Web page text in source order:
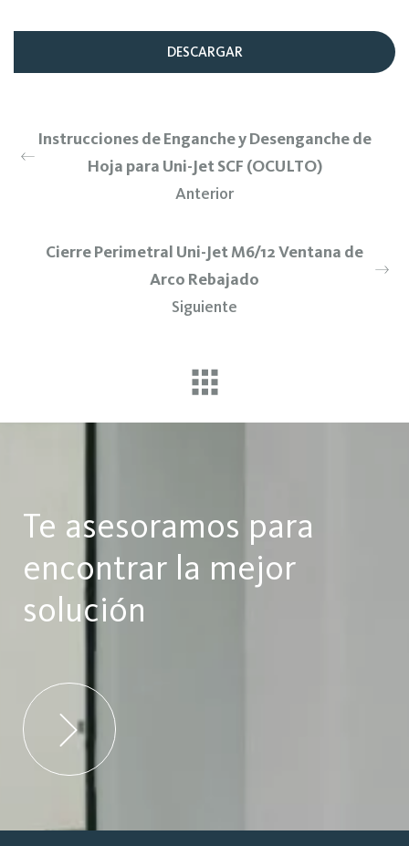
DESCARGAR
Instrucciones de Enganche y Desenganche de
Hoja para Uni-Jet SCF (OCULTO)
Anterior
Cierre Perimetral Uni-Jet M6/12 Ventana de
Arco Rebajado
Siguiente
Te asesoramos para
encontrar la mejor
solución